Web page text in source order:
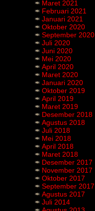
Maret 2021
Februari 2021
Januari 2021
Oktober 2020
September 2020
Juli 2020
Juni 2020
Mei 2020
April 2020
Maret 2020
Januari 2020
Oktober 2019
April 2019
Maret 2019
Desember 2018
Agustus 2018
Juli 2018
Mei 2018
April 2018
Maret 2018
Desember 2017
November 2017
Oktober 2017
September 2017
Agustus 2017
Juli 2014